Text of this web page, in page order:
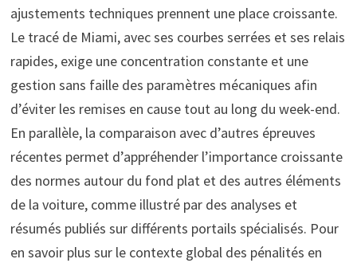
ajustements techniques prennent une place croissante.
Le tracé de Miami, avec ses courbes serrées et ses relais
rapides, exige une concentration constante et une
gestion sans faille des paramètres mécaniques afin
d’éviter les remises en cause tout au long du week-end.
En parallèle, la comparaison avec d’autres épreuves
récentes permet d’appréhender l’importance croissante
des normes autour du fond plat et des autres éléments
de la voiture, comme illustré par des analyses et
résumés publiés sur différents portails spécialisés. Pour
en savoir plus sur le contexte global des pénalités en